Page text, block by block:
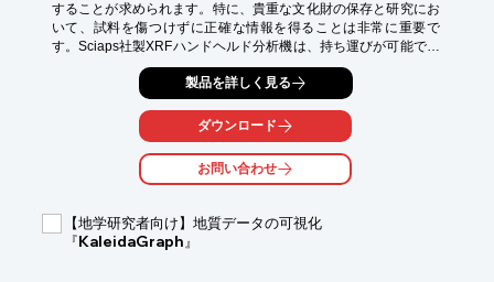
することが求められます。特に、貴重な文化財の保存と研究にお
いて、試料を傷つけずに正確な情報を得ることは非常に重要で
す。Sciaps社製XRFハンドヘルド分析機は、持ち運びが可能で、
現場での迅速な分析を実現します。これにより、調査の効率化
と、より詳細な分析が可能になります。
【活用シーン】
・遺跡の発掘現場での分析
・博物館での文化財の鑑定
・研究機関での試料分析
・非破壊分析による文化財の保全
・迅速な分析による調査時間の短縮
製品を詳しく見る
ダウンロード
お問い合わせ
【地学研究者向け】地質データの可視化
『KaleidaGraph』